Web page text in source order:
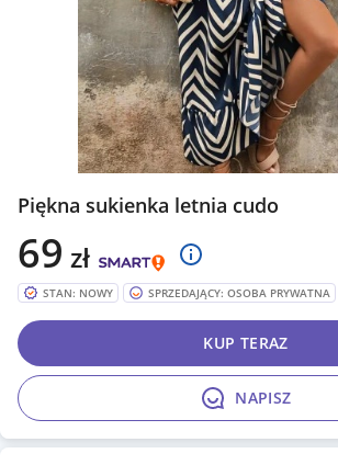
Piękna sukienka letnia cudo
69 zł
STAN: NOWY SPRZEDAJĄCY: OSOBA PRYWATNA
NAPISZ
KUP TERAZ